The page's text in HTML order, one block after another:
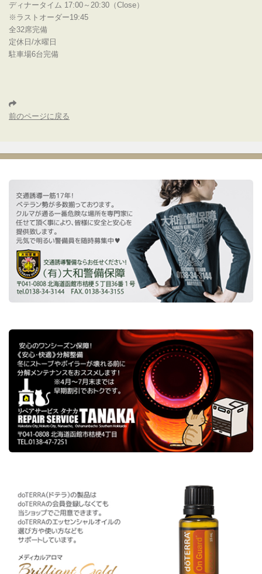
ディナータイム 17:00～20:30（Close）
※ラストオーダー19:45
全32席完備
定休日/水曜日
駐車場6台完備
前のページに戻る